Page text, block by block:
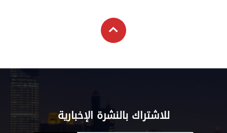
للاشتراك بالنشرة الإخبارية